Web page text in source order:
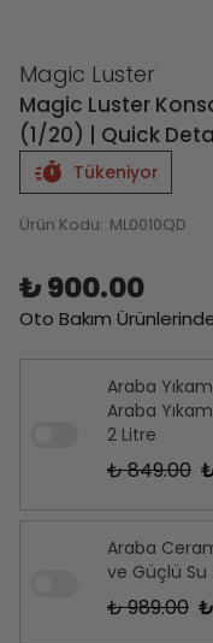
Magic Luster
Magic Luster
(1/20) | Quick
Tükeniyor
Ürün Kodu: ML0010QD
₺ 900.00
Oto Bakım
Araba
Araba
2 Litre
₺ 849.00
Araba
ve Güçlü Su
₺ 989.00